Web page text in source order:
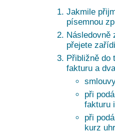
Jakmile
písemnou
Následovně
přejete
Přibližně do
fakturu a
při
fakturu
při
kurz